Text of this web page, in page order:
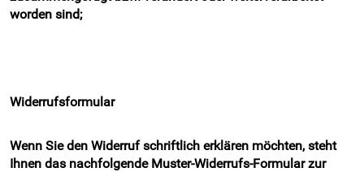
worden sind;
Widerrufsformular
Wenn Sie den Widerruf schriftlich erklären möchten, steht
Ihnen das nachfolgende Muster-Widerrufs-Formular zur